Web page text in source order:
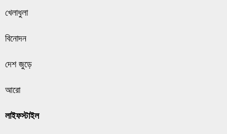
খেলাধুলা
বিনোদন
দেশ জুড়ে
আরো
লাইফস্টাইল